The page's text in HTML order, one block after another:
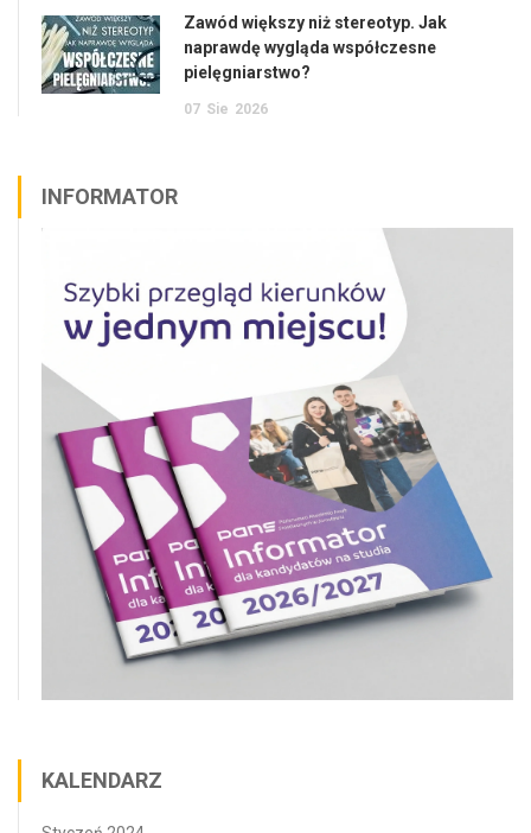
Zawód większy niż stereotyp. Jak
naprawdę wygląda współczesne
pielęgniarstwo?
07 Sie 2026
INFORMATOR
KALENDARZ